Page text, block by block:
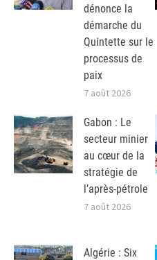
dénonce la
démarche du
Quintette sur le
processus de
paix
7 août 2026
Gabon : Le
secteur minier
au cœur de la
stratégie de
l’après-pétrole
7 août 2026
Algérie : Six